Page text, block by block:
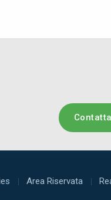
Area Riservata